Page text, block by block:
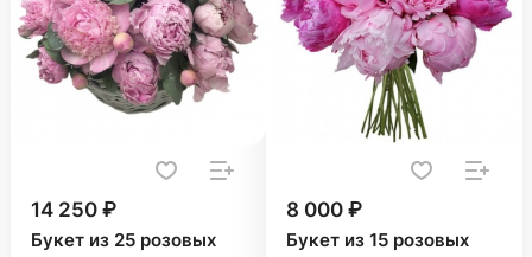
14 250 ₽
Букет из 25 розовых
8 000 ₽
Букет из 15 розовых